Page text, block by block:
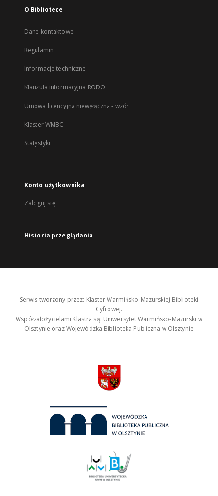
O Bibliotece
Dane kontaktowe
Regulamin
Informacje techniczne
Klauzula informacyjna RODO
Umowa licencyjna niewyłączna - wzór
Klaster WMBC
Statystyki
Konto użytkownika
Zaloguj się
Historia przeglądania
Serwis tworzony przez: Klaster Warmińsko-Mazurskiej Biblioteki
Cyfrowej.
Współzałożycielami Klastra są: Uniwersytet Warmińsko-Mazurski w
Olsztynie oraz Wojewódzka Biblioteka Publiczna w Olsztynie